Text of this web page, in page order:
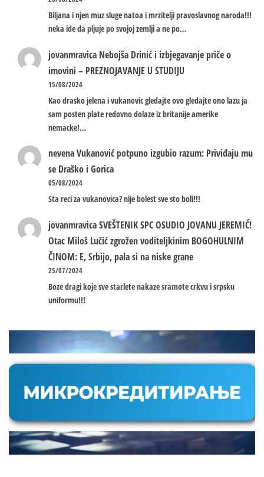
Biljana i njen muz sluge natoa i mrzitelji pravoslavnog naroda!!!
neka ide da pljuje po svojoj zemlji a ne po…
jovanmravica Nebojša Drinić i izbjegavanje priče o
imovini – PREZNOJAVANJE U STUDIJU
15/08/2024
Kao drasko jelena i vukanovic gledajte ovo gledajte ono lazu ja
sam posten plate redovno dolaze iz britanije amerike
nemacke!…
nevenaVukanović potpuno izgubio razum: Priviđaju mu
se Draško i Gorica
05/08/2024
Sta reci za vukanovica? nije bolest sve sto boli!!!
jovanmravicaSVEŠTENIK SPC OSUDIO JOVANU JEREMIĆ!
Otac Miloš Lučić zgrožen voditeljkinim BOGOHULNIM
ČINOM: E, Srbijo, pala si na niske grane
25/07/2024
Boze dragi koje sve starlete nakaze sramote crkvu i srpsku
uniformu!!!